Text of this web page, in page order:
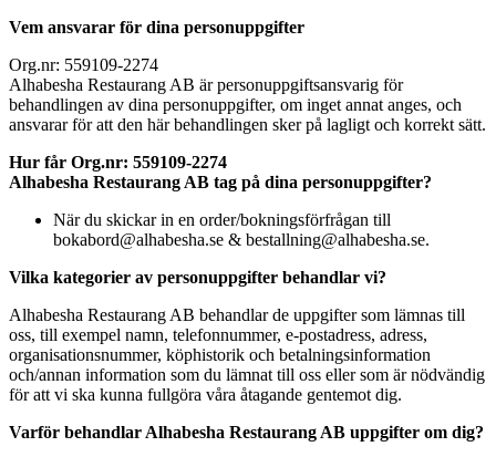
Vem ansvarar för dina personuppgifter
Org.nr: 559109-2274
Alhabesha Restaurang AB är personuppgiftsansvarig för
behandlingen av dina personuppgifter, om inget annat anges, och
ansvarar för att den här behandlingen sker på lagligt och korrekt sätt.
Hur får Org.nr: 559109-2274
Alhabesha Restaurang AB tag på dina personuppgifter?
När du skickar in en order/bokningsförfrågan till
bokabord@alhabesha.se & bestallning@alhabesha.se.
Vilka kategorier av personuppgifter behandlar vi?
Alhabesha Restaurang AB behandlar de uppgifter som lämnas till
oss, till exempel namn, telefonnummer, e-postadress, adress,
organisationsnummer, köphistorik och betalningsinformation
och/annan information som du lämnat till oss eller som är nödvändig
för att vi ska kunna fullgöra våra åtagande gentemot dig.
Varför behandlar Alhabesha Restaurang AB uppgifter om dig?